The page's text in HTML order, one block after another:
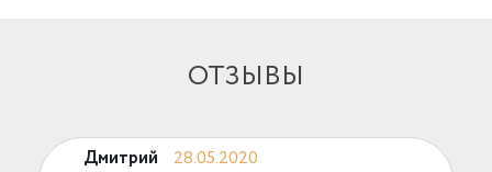
ОТЗЫВЫ
Дмитрий
28.05.2020